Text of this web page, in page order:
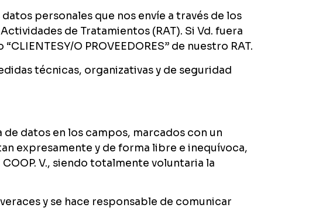
personales que nos envíe a través de los
de Tratamientos (RAT). Si Vd. fuera
O PROVEEDORES” de nuestro RAT.
técnicas, organizativas y de seguridad
datos en los campos, marcados con un
expresamente y de forma libre e inequívoca,
V., siendo totalmente voluntaria la
y se hace responsable de comunicar